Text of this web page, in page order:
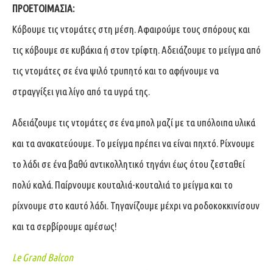
ΠΡΟΕΤΟΙΜΑΣΙΑ:
Κόβουμε τις ντομάτες στη μέση. Αφαιρούμε τους σπόρους και
τις κόβουμε σε κυβάκια ή στον τρίφτη. Αδειάζουμε το μείγμα από
τις ντομάτες σε ένα ψιλό τρυπητό και το αφήνουμε να
στραγγίξει για λίγο από τα υγρά της.
Αδειάζουμε τις ντομάτες σε ένα μπολ μαζί με τα υπόλοιπα υλικά
και τα ανακατεύουμε. Το μείγμα πρέπει να είναι πηχτό. Ρίχνουμε
το λάδι σε ένα βαθύ αντικολλητικό τηγάνι έως ότου ζεσταθεί
πολύ καλά. Παίρνουμε κουταλιά-κουταλιά το μείγμα και το
ρίχνουμε στο καυτό λάδι. Τηγανίζουμε μέχρι να ροδοκοκκινίσουν
και τα σερβίρουμε αμέσως!
Le Grand Balcon